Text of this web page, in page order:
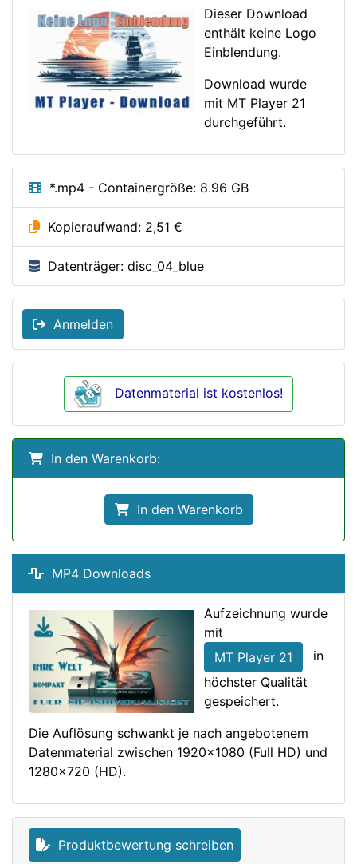
Dieser Download
enthält keine Logo
Einblendung.
Download wurde
mit MT Player 21
durchgeführt.
*.mp4 - Containergröße: 8.96 GB
Kopieraufwand: 2,51 €
Datenträger: disc_04_blue
Anmelden
Datenmaterial ist kostenlos!
In den Warenkorb:
In den Warenkorb
MP4 Downloads
Aufzeichnung wurde
mit
MT Player 21
in
höchster Qualität
gespeichert.
Die Auflösung schwankt je nach angebotenem
Datenmaterial zwischen 1920x1080 (Full HD) und
1280x720 (HD).
Produktbewertung schreiben